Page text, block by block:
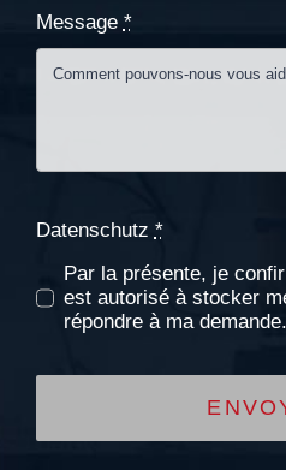
Message *
Datenschutz *
Par la présente, je
est autorisé à stocker
répondre à ma demande.